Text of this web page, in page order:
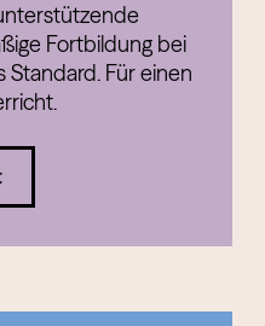
Fortbildung bei
Für einen